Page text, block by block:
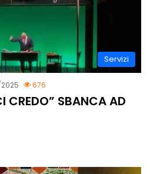
Servizi
676
CREDO” SBANCA AD